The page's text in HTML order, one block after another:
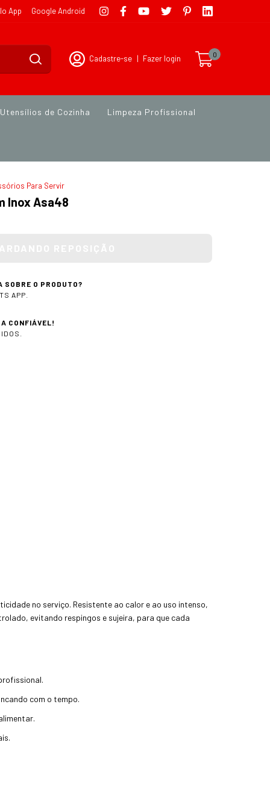
App Google Android
Cadastre-se | Fazer login 0
Utensílios de Cozinha Limpeza Profissional
Para Servir
Inox Asa48
SOBRE O PRODUTO?
APP.
CONFIÁVEL!
no serviço. Resistente ao calor e ao uso intenso,
evitando respingos e sujeira, para que cada
com o tempo.